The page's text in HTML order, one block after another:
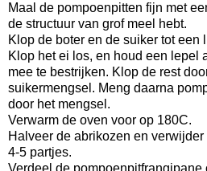
Maal de pompoenpitten fijn met
de structuur van grof meel hebt.
Klop de boter en de suiker tot een
Klop het ei los, en houd een lepel
mee te bestrijken. Klop de rest
suikermengsel. Meng daarna
door het mengsel.
Verwarm de oven voor op 180C.
Halveer de abrikozen en
4-5 partjes.